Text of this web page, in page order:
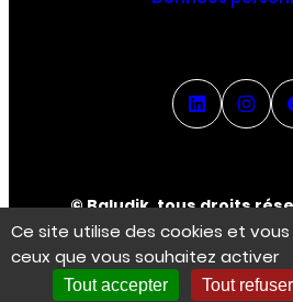
© Baludik, tous droits
Espace
Ce site utilise des cookies et
ceux que vous souhaitez activer
Tout accepter Tout refuser